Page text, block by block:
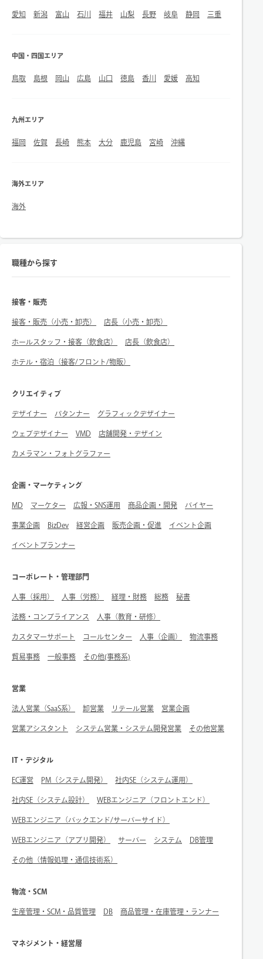
愛知 新潟 富山 石川 福井 山梨 長野 岐阜 静岡 三重
中国・四国エリア
鳥取 島根 岡山 広島 山口 徳島 香川 愛媛 高知
九州エリア
福岡 佐賀 長崎 熊本 大分 鹿児島 宮崎 沖縄
海外エリア
海外
職種から探す
接客・販売
接客・販売（小売・卸売） 店長（小売・卸売）
ホールスタッフ・接客（飲食店） 店長（飲食店）
ホテル・宿泊（接客/フロント/物販）
クリエイティブ
デザイナー パタンナー グラフィックデザイナー
ウェブデザイナー VMD 店舗開発・デザイン
カメラマン・フォトグラファー
企画・マーケティング
MD マーケター 広報・SNS運用 商品企画・開発 バイヤー
事業企画 BizDev 経営企画 販売企画・促進 イベント企画
イベントプランナー
コーポレート・管理部門
人事（採用） 人事（労務） 経理・財務 総務 秘書
法務・コンプライアンス 人事（教育・研修）
カスタマーサポート コールセンター 人事（企画） 物流事務
貿易事務 一般事務 その他(事務系)
営業
法人営業（SaaS系） 卸営業 リテール営業 営業企画
営業アシスタント システム営業・システム開発営業 その他営業
IT・デジタル
EC運営 PM（システム開発） 社内SE（システム運用）
社内SE（システム設計） WEBエンジニア（フロントエンド）
WEBエンジニア（バックエンド/サーバーサイド）
WEBエンジニア（アプリ開発） サーバー システム DB管理
その他（情報処理・通信技術系）
物流・SCM
生産管理・SCM・品質管理 DB 商品管理・在庫管理・ランナー
マネジメント・経営層